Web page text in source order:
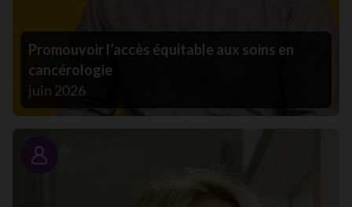
Promouvoir l’accès équitable aux soins en
cancérologie
juin 2026
Portrait